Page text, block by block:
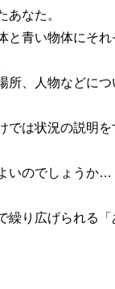
あなた。
と青い物体にそ
所、人物などに
では状況の説明を
いのでしょうか…
繰り広げられる「